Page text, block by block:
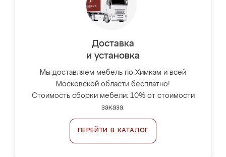
Доставка
и установка
Мы доставляем мебель по Химкам и всей
Московской области бесплатно!
Стоимость сборки мебели: 10% от стоимости
заказа.
ПЕРЕЙТИ В КАТАЛОГ